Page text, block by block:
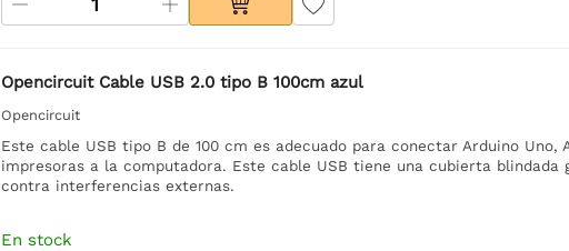
Opencircuit Cable USB 2.0 tipo B 100cm azul
Opencircuit
Este cable USB tipo B de 100 cm es adecuado para conectar Arduino
impresoras a la computadora. Este cable USB tiene una cubierta blindada
contra interferencias externas.
En stock